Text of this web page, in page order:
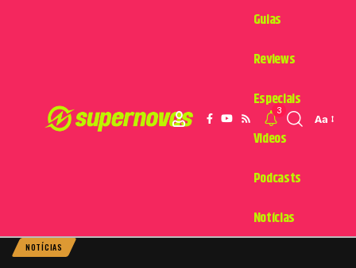
Guias
Reviews
Especiais
Videos
Podcasts
Notícias
3
Aa
NOTÍCIAS